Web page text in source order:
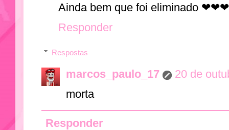
Ainda bem que foi eliminado ❤❤❤
Responder
Respostas
marcos_paulo_17
20 de
morta
Responder